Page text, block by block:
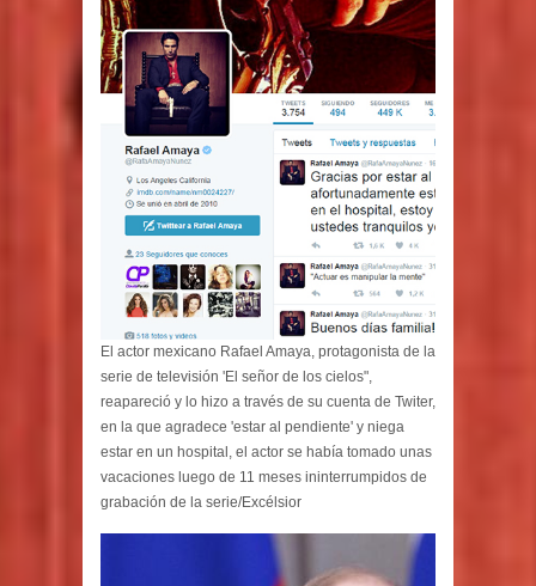
El actor mexicano Rafael Amaya, protagonista de la
serie de televisión 'El señor de los cielos",
reapareció y lo hizo a través de su cuenta de Twiter,
en la que agradece 'estar al pendiente' y niega
estar en un hospital, el actor se había tomado unas
vacaciones luego de 11 meses ininterrumpidos de
grabación de la serie/Excélsior